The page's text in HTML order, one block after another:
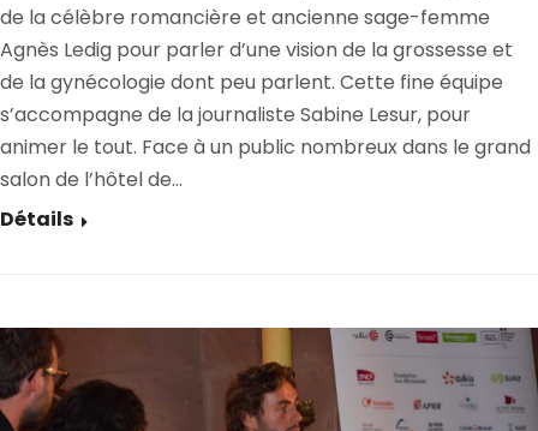
de la célèbre romancière et ancienne sage-femme
Agnès Ledig pour parler d’une vision de la grossesse et
de la gynécologie dont peu parlent. Cette fine équipe
s’accompagne de la journaliste Sabine Lesur, pour
animer le tout. Face à un public nombreux dans le grand
salon de l’hôtel de…
Détails